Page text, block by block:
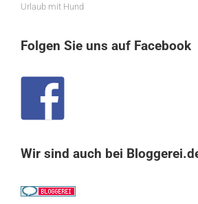
Urlaub mit Hund
Folgen Sie uns auf Facebook
Wir sind auch bei